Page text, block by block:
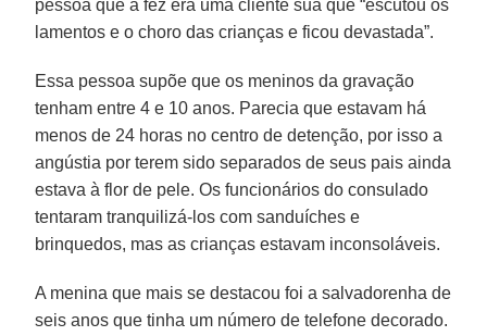
pessoa que a fez era uma cliente sua que “escutou os
lamentos e o choro das crianças e ficou devastada”.
Essa pessoa supõe que os meninos da gravação
tenham entre 4 e 10 anos. Parecia que estavam há
menos de 24 horas no centro de detenção, por isso a
angústia por terem sido separados de seus pais ainda
estava à flor de pele. Os funcionários do consulado
tentaram tranquilizá-los com sanduíches e
brinquedos, mas as crianças estavam inconsoláveis.
A menina que mais se destacou foi a salvadorenha de
seis anos que tinha um número de telefone decorado.